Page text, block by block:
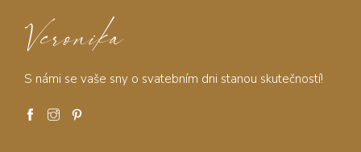
Veronika
S námi se vaše sny o svatebním dni stanou skutečností!